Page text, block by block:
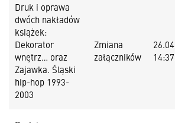
Druk i oprawa
dwóch nakładów
książek:
Dekorator
wnętrz… oraz
Zajawka. Śląski
hip-hop 1993-
2003
Zmiana
załączników